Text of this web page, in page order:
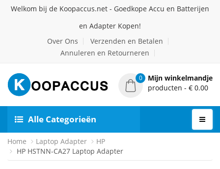
Welkom bij de Koopaccus.net - Goedkope Accu en Batterijen
en Adapter Kopen!
Over Ons
Verzenden en Betalen
Annuleren en Retourneren
0
Mijn winkelmandje
producten - € 0.00
Alle Categorieën
Home Laptop Adapter
HP
HP HSTNN-CA27 Laptop Adapter